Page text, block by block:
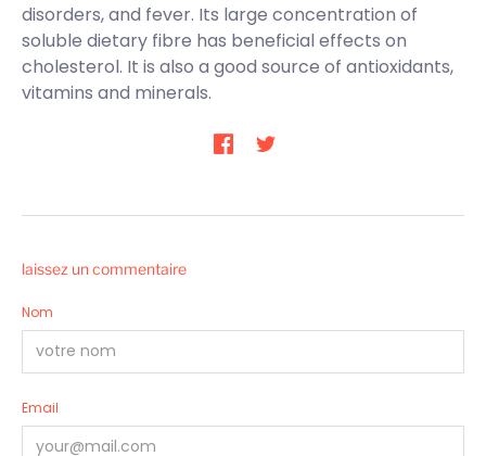
disorders, and fever. Its large concentration of
soluble dietary fibre has beneficial effects on
cholesterol. It is also a good source of antioxidants,
vitamins and minerals.
laissez un commentaire
Nom
Email